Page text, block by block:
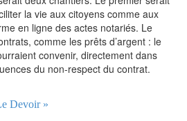
la vie aux citoyens comme aux
en ligne des actes notariés. Le
comme les prêts d’argent : le
convenir, directement dans
du non-respect du contrat.
Devoir »